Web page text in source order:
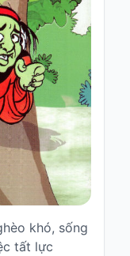
khó, sống
tất lực